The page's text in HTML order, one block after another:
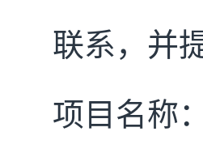
联系，并
项目名称